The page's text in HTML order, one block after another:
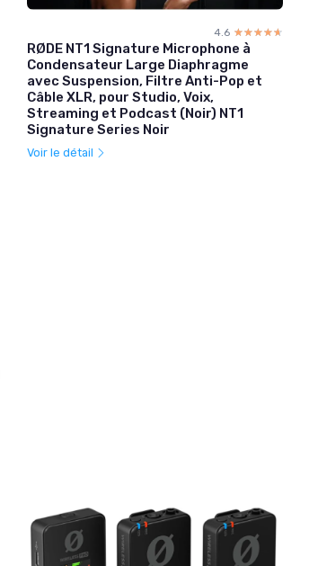
4.6 ☆☆☆☆☆
★★★★★
RØDE NT1 Signature Microphone à
Condensateur Large Diaphragme
avec Suspension, Filtre Anti-Pop et
Câble XLR, pour Studio, Voix,
Streaming et Podcast (Noir) NT1
Signature Series Noir
Voir le détail